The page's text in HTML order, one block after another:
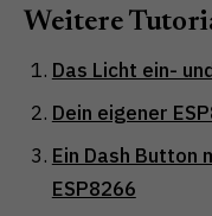
Weitere
Das Licht ein-
Dein eigener
Ein Dash Button
ESP8266